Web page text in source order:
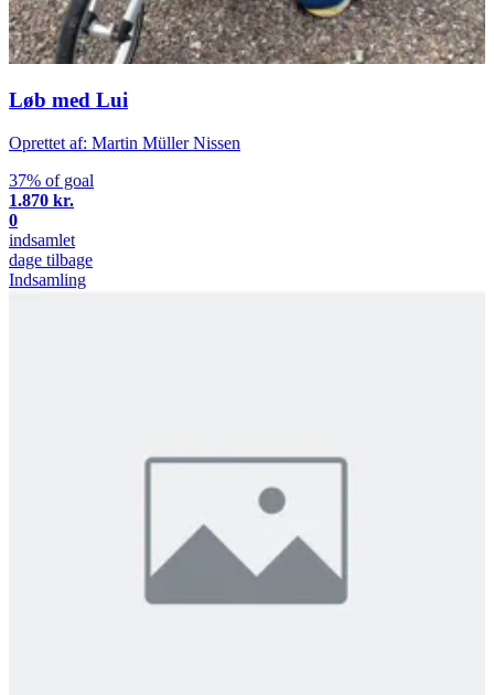
Løb med Lui
Oprettet af: Martin Müller Nissen
37% of goal
1.870 kr.
0
indsamlet
dage tilbage
Indsamling